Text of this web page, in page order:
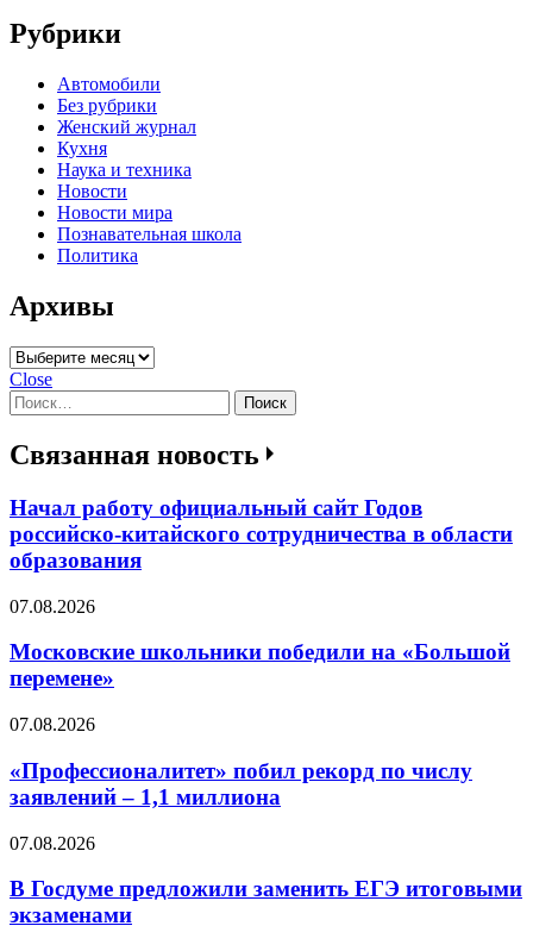
Рубрики
Автомобили
Без рубрики
Женский журнал
Кухня
Наука и техника
Новости
Новости мира
Познавательная школа
Политика
Архивы
Архивы
Close
Найти:
Связанная новость
Начал работу официальный сайт Годов
российско-китайского сотрудничества в области
образования
07.08.2026
Московские школьники победили на «Большой
перемене»
07.08.2026
«Профессионалитет» побил рекорд по числу
заявлений – 1,1 миллиона
07.08.2026
В Госдуме предложили заменить ЕГЭ итоговыми
экзаменами